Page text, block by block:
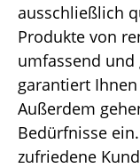
ausschließlich
Produkte von
umfassend
garantiert
Außerdem
Bedürfnisse
zufriedene